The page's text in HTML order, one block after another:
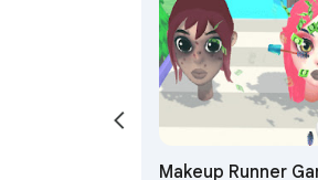
Makeup Runner